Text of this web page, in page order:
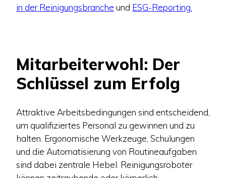
in der Reinigungsbranche und ESG-Reporting.
Mitarbeiterwohl: Der
Schlüssel zum Erfolg
Attraktive Arbeitsbedingungen sind entscheidend,
um qualifiziertes Personal zu gewinnen und zu
halten. Ergonomische Werkzeuge, Schulungen
und die Automatisierung von Routineaufgaben
sind dabei zentrale Hebel. Reinigungsroboter